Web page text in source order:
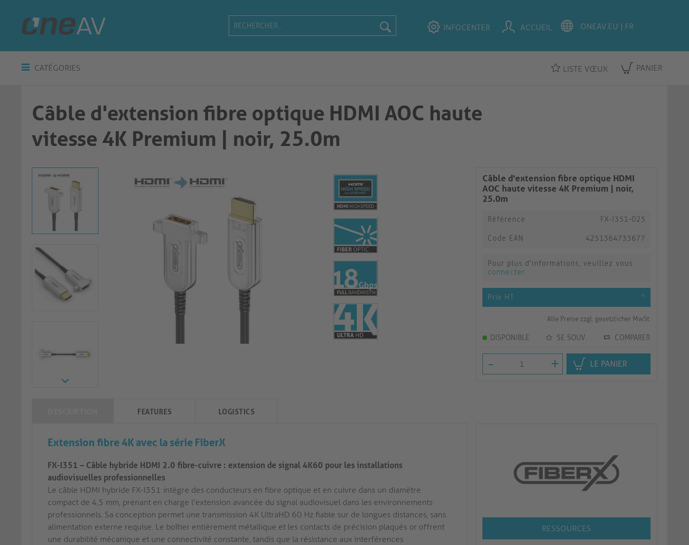
INFOCENTER ACCUEIL
CATÉGORIES LISTE VŒUX PANIER
Câble d'extension fibre optique HDMI AOC haute
vitesse 4K Premium | noir, 25.0m​​​​​​​
Câble d'extension fibre optique HDMI
AOC haute vitesse 4K Premium | noir,
25.0m​​​​​​​
Référence FX-I351-025
Code EAN 4251364733677
Pour plus d'informations, veuillez vous
connecter.
Prix HT *
Alle Preise zzgl. gesetzlicher MwSt.
DISPONIBLE SE SOUV. COMPARER
- + LE PANIER
RESSOURCES
FEATURES LOGISTICS
Extension fibre 4K avec la série FiberX
FX-I351 – Câble hybride HDMI 2.0 fibre-cuivre : extension de signal 4K60 pour les installations
audiovisuelles professionnelles
Le câble HDMI hybride FX-I351 intègre des conducteurs en fibre optique et en cuivre dans un diamètre
compact de 4,5 mm, prenant en charge l'extension avancée du signal audiovisuel dans les environnements
professionnels. Sa conception permet une transmission 4K UltraHD 60 Hz fiable sur de longues distances, sans
alimentation externe requise. Le boîtier entièrement métallique et les contacts de précision plaqués or offrent
une durabilité mécanique et une connectivité constante, tandis que la résistance aux interférences